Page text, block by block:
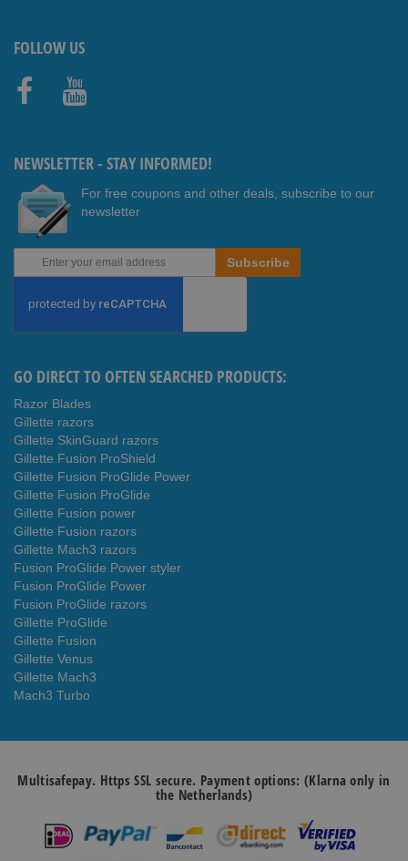
FOLLOW US
NEWSLETTER - STAY INFORMED!
For free coupons and other deals, subscribe to our
newsletter
Up
Our
Newsletter:
Subscribe
GO DIRECT TO OFTEN SEARCHED PRODUCTS:
Razor Blades
Gillette razors
Gillette SkinGuard razors
Gillette Fusion ProShield
Gillette Fusion ProGlide Power
Gillette Fusion ProGlide
Gillette Fusion power
Gillette Fusion razors
Gillette Mach3 razors
Fusion ProGlide Power styler
Fusion ProGlide Power
Fusion ProGlide razors
Gillette ProGlide
Gillette Fusion
Gillette Venus
Gillette Mach3
Mach3 Turbo
Multisafepay. Https SSL secure. Payment options: (Klarna only in
the Netherlands)